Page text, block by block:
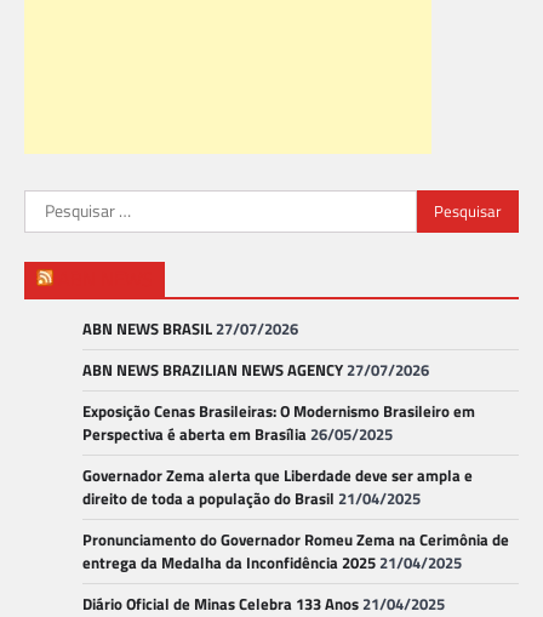
Pesquisar
por:
ABN NEWS BRASIL27/07/2026
ABN NEWS BRAZILIAN NEWS AGENCY27/07/2026
Exposição Cenas Brasileiras: O Modernismo Brasileiro em
Perspectiva é aberta em Brasília26/05/2025
Governador Zema alerta que Liberdade deve ser ampla e
direito de toda a população do Brasil 21/04/2025
Pronunciamento do Governador Romeu Zema na Cerimônia de
entrega da Medalha da Inconfidência 202521/04/2025
Diário Oficial de Minas Celebra 133 Anos21/04/2025